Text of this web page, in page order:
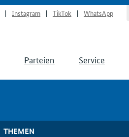
Instagram TikTok WhatsApp
Parteien Service
THEMEN